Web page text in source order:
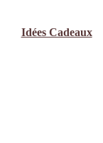
Idées Cadeaux